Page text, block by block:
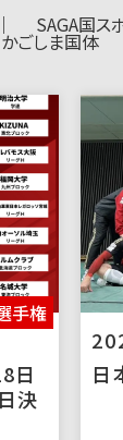
SAGA国ス
かごしま国体
手権
日
決
日